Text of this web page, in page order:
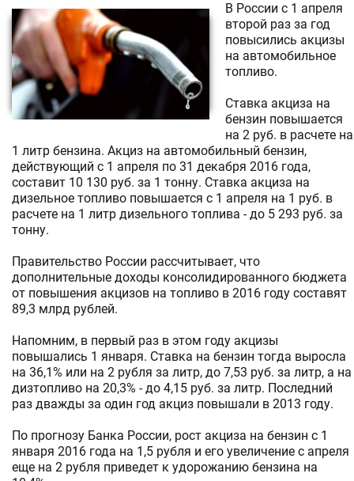
В России с 1 апреля
второй раз за год
повысились акцизы
на автомобильное
топливо.
Ставка акциза на
бензин повышается
на 2 руб. в расчете на
1 литр бензина. Акциз на автомобильный бензин,
действующий с 1 апреля по 31 декабря 2016 года,
составит 10 130 руб. за 1 тонну. Ставка акциза на
дизельное топливо повышается с 1 апреля на 1 руб. в
расчете на 1 литр дизельного топлива - до 5 293 руб. за
тонну.
Правительство России рассчитывает, что
дополнительные доходы консолидированного бюджета
от повышения акцизов на топливо в 2016 году составят
89,3 млрд рублей.
Напомним, в первый раз в этом году акцизы
повышались 1 января. Ставка на бензин тогда выросла
на 36,1% или на 2 рубля за литр, до 7,53 руб. за литр, а на
дизтопливо на 20,3% - до 4,15 руб. за литр. Последний
раз дважды за один год акциз повышали в 2013 году.
По прогнозу Банка России, рост акциза на бензин с 1
января 2016 года на 1,5 рубля и его увеличение с апреля
еще на 2 рубля приведет к удорожанию бензина на